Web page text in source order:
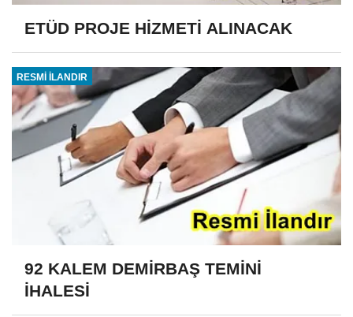
ETÜD PROJE HİZMETİ ALINACAK
RESMİ İLANDIR
92 KALEM DEMİRBAŞ TEMİNİ
İHALESİ